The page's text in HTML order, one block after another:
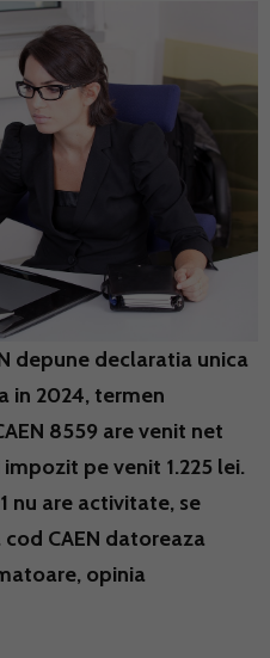
depune declaratia unica
in 2024, termen
8559 are venit net
impozit pe venit 1.225 lei.
nu are activitate, se
CAEN datoreaza
opinia